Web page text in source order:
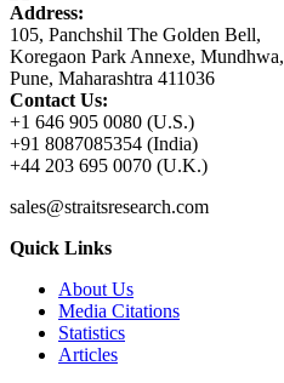
Address:
105, Panchshil The Golden Bell,
Koregaon Park Annexe, Mundhwa,
Pune, Maharashtra 411036
Contact Us:
+1 646 905 0080 (U.S.)
+91 8087085354 (India)
+44 203 695 0070 (U.K.)
sales@straitsresearch.com
Quick Links
About Us
Media Citations
Statistics
Articles